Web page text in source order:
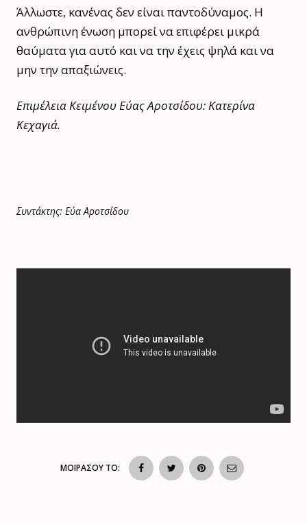
Άλλωστε, κανένας δεν είναι παντοδύναμος. Η
ανθρώπινη ένωση μπορεί να επιφέρει μικρά
θαύματα για αυτό και να την έχεις ψηλά και να
μην την απαξιώνεις.
Επιμέλεια Κειμένου Εύας Αροτσίδου: Κατερίνα
Κεχαγιά.
Συντάκτης: Εύα Αροτσίδου
ΜΟΙΡΑΣΟΥ ΤΟ: